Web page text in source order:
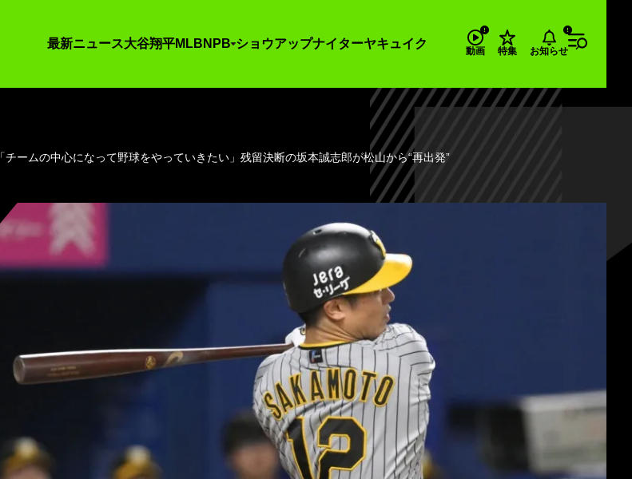
最新ニュース大谷翔平MLB NPB ショウアップナイターヤキュイク
動画 特集 お知らせ
「チームの中心になって野球をやっていきたい」残留決断の坂本誠志郎が松山から“再出発”